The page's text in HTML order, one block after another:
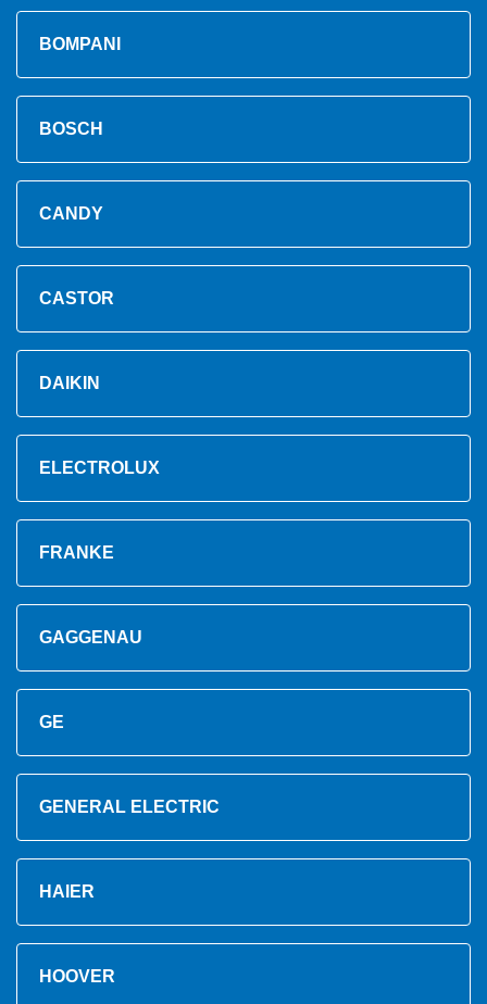
BOMPANI
BOSCH
CANDY
CASTOR
DAIKIN
ELECTROLUX
FRANKE
GAGGENAU
GE
GENERAL ELECTRIC
HAIER
HOOVER